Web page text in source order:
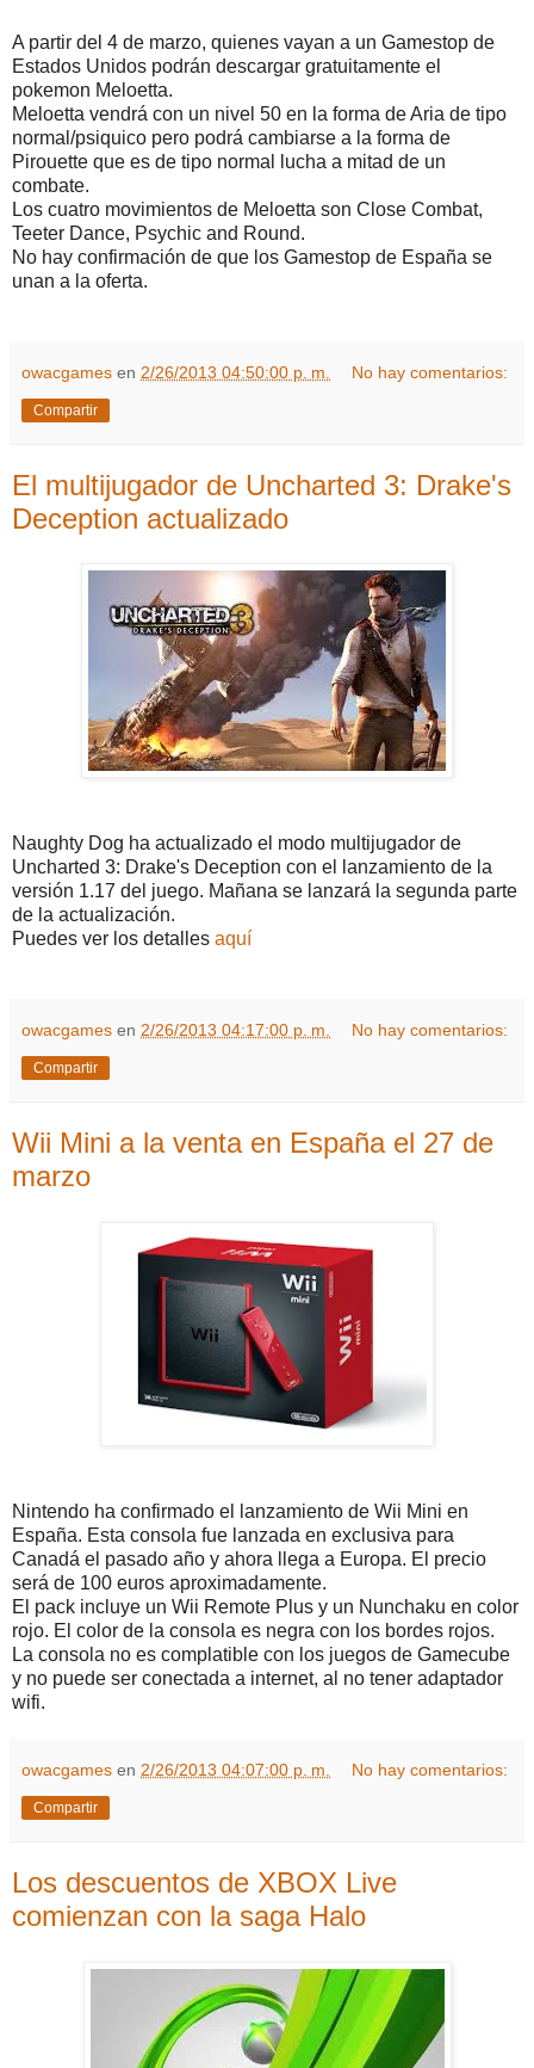
A partir del 4 de marzo, quienes vayan a un Gamestop de
Estados Unidos podrán descargar gratuitamente el
pokemon Meloetta.
Meloetta vendrá con un nivel 50 en la forma de Aria de tipo
normal/psiquico pero podrá cambiarse a la forma de
Pirouette que es de tipo normal lucha a mitad de un
combate.
Los cuatro movimientos de Meloetta son Close Combat,
Teeter Dance, Psychic and Round.
No hay confirmación de que los Gamestop de España se
unan a la oferta.
owacgames en 2/26/2013 04:50:00 p. m. No hay comentarios:
Compartir
El multijugador de Uncharted 3: Drake's
Deception actualizado
Naughty Dog ha actualizado el modo multijugador de
Uncharted 3: Drake's Deception con el lanzamiento de la
versión 1.17 del juego. Mañana se lanzará la segunda parte
de la actualización.
Puedes ver los detalles aquí
owacgames en 2/26/2013 04:17:00 p. m. No hay comentarios:
Compartir
Wii Mini a la venta en España el 27 de
marzo
Nintendo ha confirmado el lanzamiento de Wii Mini en
España. Esta consola fue lanzada en exclusiva para
Canadá el pasado año y ahora llega a Europa. El precio
será de 100 euros aproximadamente.
El pack incluye un Wii Remote Plus y un Nunchaku en color
rojo. El color de la consola es negra con los bordes rojos.
La consola no es complatible con los juegos de Gamecube
y no puede ser conectada a internet, al no tener adaptador
wifi.
owacgames en 2/26/2013 04:07:00 p. m. No hay comentarios:
Compartir
Los descuentos de XBOX Live
comienzan con la saga Halo